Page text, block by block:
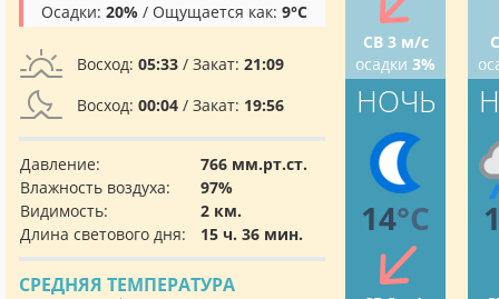
Осадки: 20% / Ощущается как: 9°C
Восход: 05:33 / Закат: 21:09
Восход: 00:04 / Закат: 19:56
Давление:
766 мм.рт.ст.
Влажность воздуха:
97%
Видимость:
2 км.
Длина светового дня:
15 ч. 36 мин.
СРЕДНЯЯ ТЕМПЕРАТУРА
СВ 3 м/с
осадки 3%
НОЧЬ
14°C